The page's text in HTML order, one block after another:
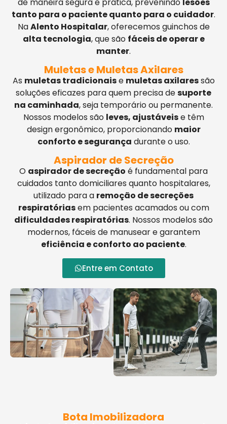
tanto para o paciente quanto para o cuidador.
NaAlento Hospitalar, oferecemos guinchos de
alta tecnologia, que são fáceis de operar e
manter.
Muletas e Muletas Axilares
As muletas tradicionaise muletas axilaressão
soluções eficazes para quem precisa desuporte
na caminhada, seja temporário ou permanente.
Nossos modelos são leves, ajustáveise têm
design ergonômico, proporcionando maior
conforto e segurança durante o uso.
Aspirador de Secreção
O aspirador de secreção é fundamental para
cuidados tanto domiciliares quanto hospitalares,
utilizado para a remoção de secreções
respiratóriasem pacientes acamados ou com
dificuldades respiratórias. Nossos modelos são
modernos, fáceis de manusear e garantem
eficiência e conforto ao paciente.
Entre em Contato
Bota Imobilizadora